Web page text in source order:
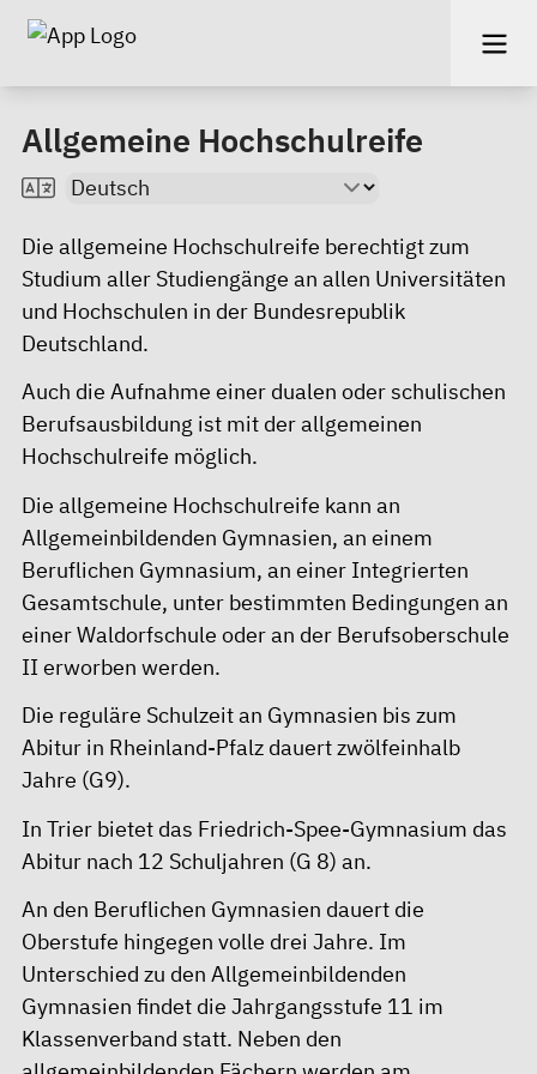
Allgemeine Hochschulreife
Die allgemeine Hochschulreife berechtigt zum
Studium aller Studiengänge an allen Universitäten
und Hochschulen in der Bundesrepublik
Deutschland.
Auch die Aufnahme einer dualen oder schulischen
Berufsausbildung ist mit der allgemeinen
Hochschulreife möglich.
Die allgemeine Hochschulreife kann an
Allgemeinbildenden Gymnasien, an einem
Beruflichen Gymnasium, an einer Integrierten
Gesamtschule, unter bestimmten Bedingungen an
einer Waldorfschule oder an der Berufsoberschule
II erworben werden.
Die reguläre Schulzeit an Gymnasien bis zum
Abitur in Rheinland-Pfalz dauert zwölfeinhalb
Jahre (G9).
In Trier bietet das Friedrich-Spee-Gymnasium das
Abitur nach 12 Schuljahren (G 8) an.
An den Beruflichen Gymnasien dauert die
Oberstufe hingegen volle drei Jahre. Im
Unterschied zu den Allgemeinbildenden
Gymnasien findet die Jahrgangsstufe 11 im
Klassenverband statt. Neben den